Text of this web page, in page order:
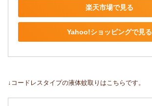
楽天市場で見る
Yahoo!ショッピングで見る
↓コードレスタイプの液体蚊取りはこちらです。